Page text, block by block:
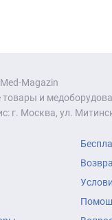
Magazin
и
г. Москва, ул.